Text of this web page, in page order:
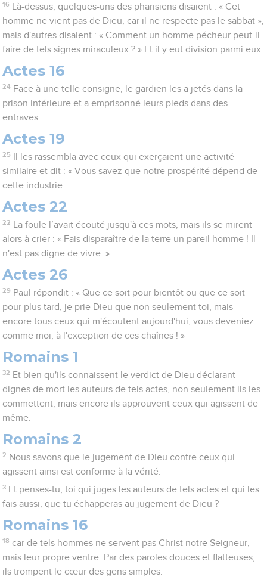
16
Là-dessus, quelques-uns des pharisiens disaient : « Cet
homme ne vient pas de Dieu, car il ne respecte pas le sabbat »,
mais d'autres disaient : « Comment un homme pécheur peut-il
faire de tels signes miraculeux ? » Et il y eut division parmi eux.
Actes 16
24 Face à une telle consigne, le gardien les a jetés dans la
prison intérieure et a emprisonné leurs pieds dans des
entraves.
Actes 19
25
Il les rassembla avec ceux qui exerçaient une activité
similaire et dit : « Vous savez que notre prospérité dépend de
cette industrie.
Actes 22
22
La foule l’avait écouté jusqu'à ces mots, mais ils se mirent
alors à crier : « Fais disparaître de la terre un pareil homme ! Il
n'est pas digne de vivre. »
Actes 26
29 Paul répondit : « Que ce soit pour bientôt ou que ce soit
pour plus tard, je prie Dieu que non seulement toi, mais
encore tous ceux qui m'écoutent aujourd'hui, vous deveniez
comme moi, à l'exception de ces chaînes ! »
Romains 1
32 Et bien qu'ils connaissent le verdict de Dieu déclarant
dignes de mort les auteurs de tels actes, non seulement ils les
commettent, mais encore ils approuvent ceux qui agissent de
même.
Romains 2
2 Nous savons que le jugement de Dieu contre ceux qui
agissent ainsi est conforme à la vérité.
3 Et penses-tu, toi qui juges les auteurs de tels actes et qui les
fais aussi, que tu échapperas au jugement de Dieu ?
Romains 16
18 car de tels hommes ne servent pas Christ notre Seigneur,
mais leur propre ventre. Par des paroles douces et flatteuses,
ils trompent le cœur des gens simples.